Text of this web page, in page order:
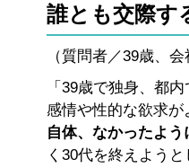
誰とも交際す
（質問者／39歳、会
「39歳で独身、都
感情や性的な欲求
自体、なかったよう
く30代を終えよう